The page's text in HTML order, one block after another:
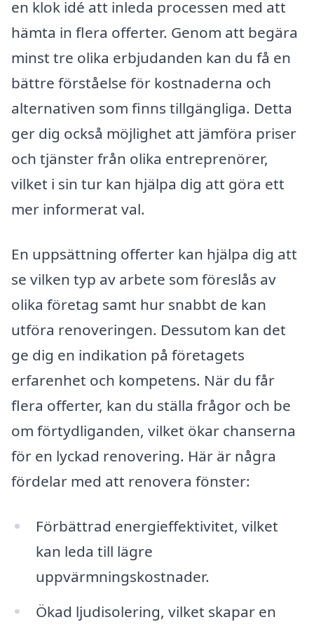
en klok idé att inleda processen med att
hämta in flera offerter. Genom att begära
minst tre olika erbjudanden kan du få en
bättre förståelse för kostnaderna och
alternativen som finns tillgängliga. Detta
ger dig också möjlighet att jämföra priser
och tjänster från olika entreprenörer,
vilket i sin tur kan hjälpa dig att göra ett
mer informerat val.
En uppsättning offerter kan hjälpa dig att
se vilken typ av arbete som föreslås av
olika företag samt hur snabbt de kan
utföra renoveringen. Dessutom kan det
ge dig en indikation på företagets
erfarenhet och kompetens. När du får
flera offerter, kan du ställa frågor och be
om förtydliganden, vilket ökar chanserna
för en lyckad renovering. Här är några
fördelar med att renovera fönster:
Förbättrad energieffektivitet, vilket
kan leda till lägre
uppvärmningskostnader.
Ökad ljudisolering, vilket skapar en